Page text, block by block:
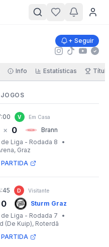
+ Seguir
Info Estatísticas
V Em Casa
× 0
Brann
de Liga - Rodada 8
•
, Graz
D Visitante
0
Sturm Graz
de Liga - Rodada 7
•
(De Kuip), Roterdã